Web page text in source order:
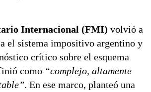
Internacional (FMI) volvió a
el sistema impositivo argentino y
crítico sobre el esquema
como “complejo, altamente
. En ese marco, planteó una